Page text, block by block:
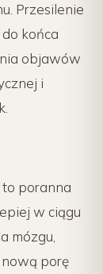
Przesilenie
końca
objawów
i
poranna
w ciągu
mózgu,
porę